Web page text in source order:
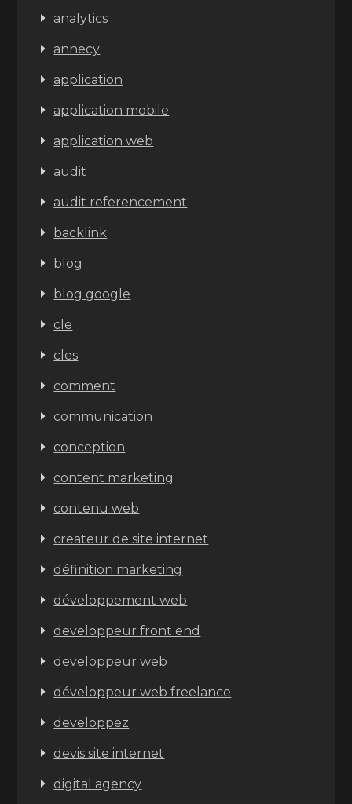
analytics
annecy
application
application mobile
application web
audit
audit referencement
backlink
blog
blog google
cle
cles
comment
communication
conception
content marketing
contenu web
createur de site internet
définition marketing
développement web
developpeur front end
developpeur web
développeur web freelance
developpez
devis site internet
digital agency